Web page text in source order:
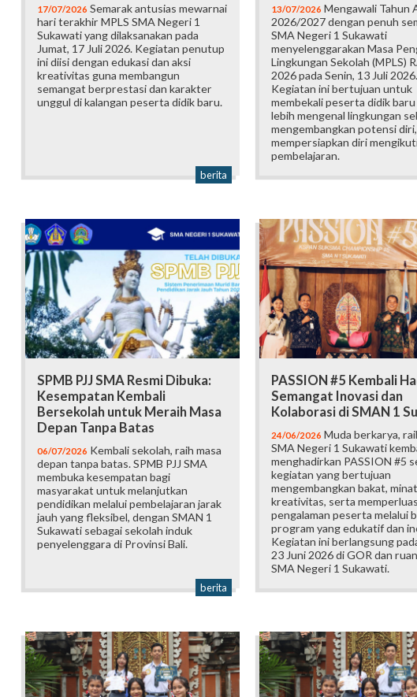
17/07/2026 Semarak antusias mewarnai
hari terakhir MPLS SMA Negeri 1
Sukawati yang dilaksanakan pada
Jumat, 17 Juli 2026. Kegiatan penutup
ini diisi dengan edukasi dan aksi
kreativitas guna membangun
semangat berprestasi dan karakter
unggul di kalangan peserta didik baru.
berita
13/07/2026 Mengawali Tahun
2026/2027 dengan penuh
SMA Negeri 1 Sukawati
menyelenggarakan Masa
Lingkungan Sekolah (MPLS)
2026 pada Senin, 13 Juli 2026.
Kegiatan ini bertujuan untuk
membekali peserta didik baru
lebih mengenal lingkungan
mengembangkan potensi
mempersiapkan diri
pembelajaran.
SPMB PJJ SMA Resmi Dibuka:
Kesempatan Kembali
Bersekolah untuk Meraih Masa
Depan Tanpa Batas
06/07/2026 Kembali sekolah, raih masa
depan tanpa batas. SPMB PJJ SMA
membuka kesempatan bagi
masyarakat untuk melanjutkan
pendidikan melalui pembelajaran jarak
jauh yang fleksibel, dengan SMAN 1
Sukawati sebagai sekolah induk
penyelenggara di Provinsi Bali.
berita
PASSION #5 Kembali
Semangat Inovasi dan
Kolaborasi di SMAN 1
24/06/2026 Muda berkarya,
SMA Negeri 1 Sukawati
menghadirkan PASSION #5
kegiatan yang bertujuan
mengembangkan bakat,
kreativitas, serta memperluas
pengalaman peserta melalui
program yang edukatif dan
Kegiatan ini berlangsung
23 Juni 2026 di GOR dan
SMA Negeri 1 Sukawati.